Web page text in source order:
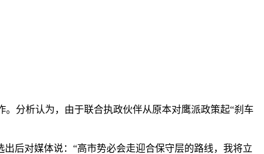
分析认为，由于联合执政伙伴从原本对鹰派政策起“刹车
后对媒体说：“高市势必会走迎合保守层的路线，我将立